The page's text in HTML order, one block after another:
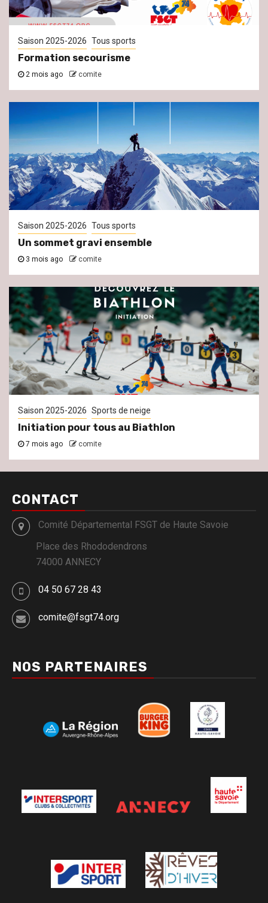
Saison 2025-2026 Tous sports
Formation secourisme
2 mois ago comite
Saison 2025-2026 Tous sports
Un sommet gravi ensemble
3 mois ago comite
Saison 2025-2026 Sports de neige
Initiation pour tous au Biathlon
7 mois ago comite
CONTACT
Comité Départemental FSGT de Haute Savoie
Place des Rhododendrons
74000 ANNECY
04 50 67 28 43
comite@fsgt74.org
NOS PARTENAIRES